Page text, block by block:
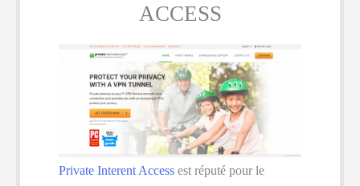
ACCESS
Private Interent Access est réputé pour le